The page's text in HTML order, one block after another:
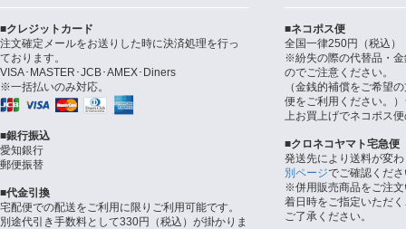
■クレジットカード
注文確定メールをお送りした時に決済処理を行っ
ております。
VISA･MASTER･JCB･AMEX･Diners
※一括払いのみ対応。
■銀行振込
愛知銀行
郵便振替
■代金引換
宅配便での配送をご利用に限りご利用可能です。
別途代引き手数料として330円（税込）が掛かりま
■ネコポス便
全国一律250円（税込）
※紛失の際の代替品・
のでご注意ください。
（金銭的補償をご希望
便をご利用ください。
上お買上げでネコポス
■クロネコヤマト宅急便
発送先により送料が変
別ページでご確認くだ
※併用販売商品をご注
着日時をご指定いただ
ご了承ください。